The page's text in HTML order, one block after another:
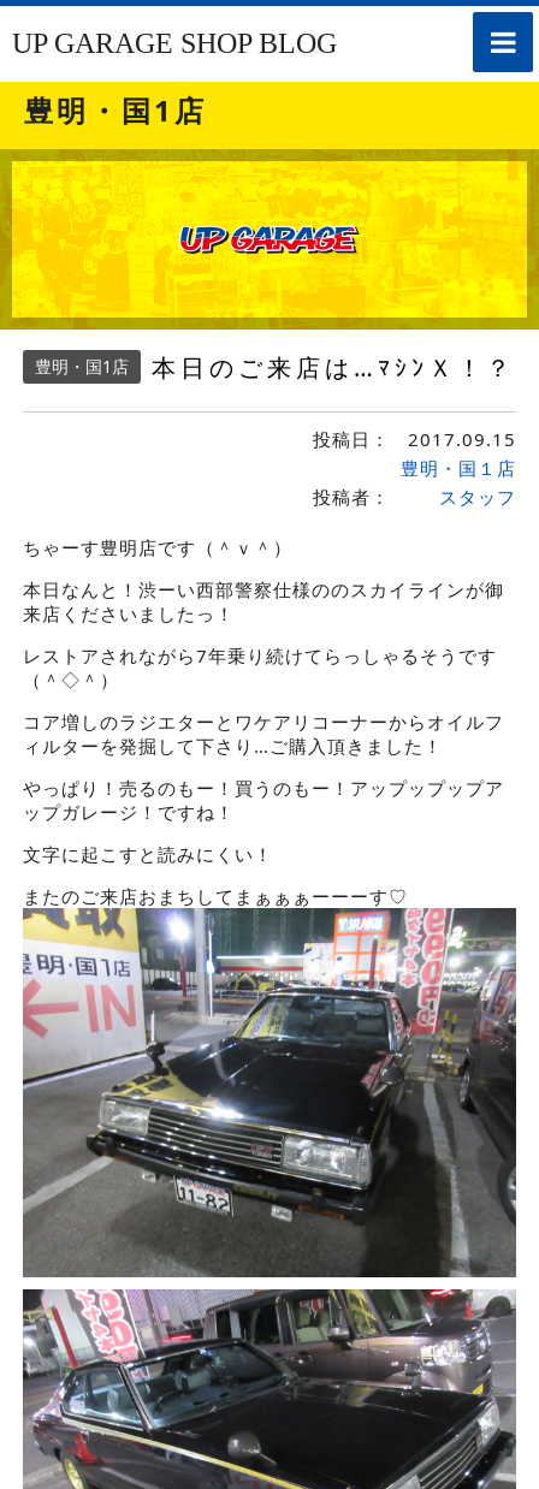
toggle
UP GARAGE SHOP BLOG
豊明・国1店
豊明・国1店 本日のご来店は…ﾏｼﾝＸ！？
投稿日： 2017.09.15
投稿者：
豊明・国１店
スタッフ
ちゃーす豊明店です（＾ｖ＾）
本日なんと！渋ーい西部警察仕様ののスカイラインが御
来店くださいましたっ！
レストアされながら7年乗り続けてらっしゃるそうです
（＾◇＾）
コア増しのラジエターとワケアリコーナーからオイルフ
ィルターを発掘して下さり…ご購入頂きました！
やっぱり！売るのもー！買うのもー！アップップップア
ップガレージ！ですね！
文字に起こすと読みにくい！
またのご来店おまちしてまぁぁぁーーーす♡